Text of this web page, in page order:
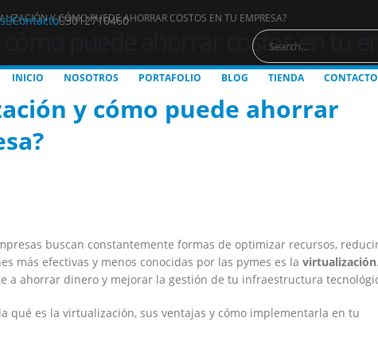
Contacto 3012710460
INICIO NOSOTROS PORTAFOLIO BLOG TIENDA CONTACTO
Y CÓMO PUEDE AHORRAR COSTOS EN TU EMPRESA?
puede ahorrar costos en tu
y cómo puede ahorrar
buscan constantemente formas de optimizar recursos,
más efectivas y menos conocidas por las pymes es la virtualización.
a ahorrar dinero y mejorar la gestión de tu infraestructura
qué es la virtualización, sus ventajas y cómo implementarla en tu